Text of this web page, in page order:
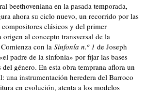
beethoveniana en la pasada temporada,
ahora su ciclo nuevo, un recorrido por las
clásicos y del primer
al concepto transversal de la
Comienza con la Sinfonía n.º 1 de Joseph
padre de la sinfonía» por fijar las bases
género. En esta obra temprana aflora un
una instrumentación heredera del Barroco
en evolución, atenta a los modelos